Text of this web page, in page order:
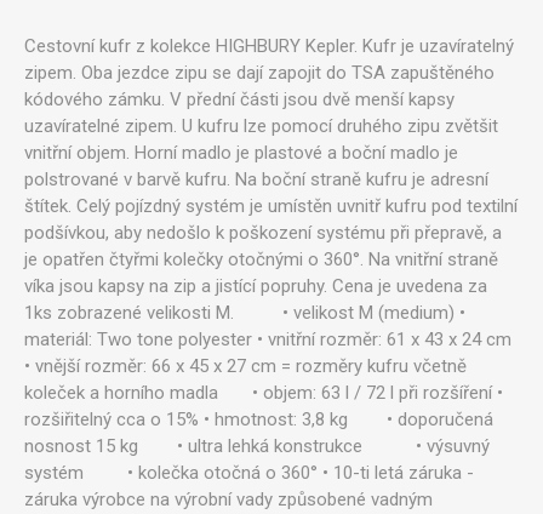
Cestovní kufr z kolekce HIGHBURY Kepler. Kufr je uzavíratelný
zipem. Oba jezdce zipu se dají zapojit do TSA zapuštěného
kódového zámku. V přední části jsou dvě menší kapsy
uzavíratelné zipem. U kufru lze pomocí druhého zipu zvětšit
vnitřní objem. Horní madlo je plastové a boční madlo je
polstrované v barvě kufru. Na boční straně kufru je adresní
štítek. Celý pojízdný systém je umístěn uvnitř kufru pod textilní
podšívkou, aby nedošlo k poškození systému při přepravě, a
je opatřen čtyřmi kolečky otočnými o 360°. Na vnitřní straně
víka jsou kapsy na zip a jistící popruhy. Cena je uvedena za
1ks zobrazené velikosti M. • velikost M (medium) •
materiál: Two tone polyester • vnitřní rozměr: 61 x 43 x 24 cm
• vnější rozměr: 66 x 45 x 27 cm = rozměry kufru včetně
koleček a horního madla • objem: 63 l / 72 l při rozšíření •
rozšiřitelný cca o 15% • hmotnost: 3,8 kg • doporučená
nosnost 15 kg • ultra lehká konstrukce • výsuvný
systém • kolečka otočná o 360° • 10-ti letá záruka -
záruka výrobce na výrobní vady způsobené vadným